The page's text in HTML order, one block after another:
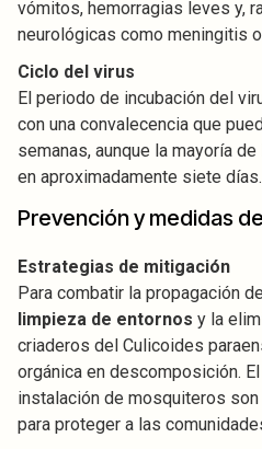
vómitos, hemorragias leves y,
neurológicas como meningitis
Ciclo del virus
El periodo de incubación del
con una convalecencia que
semanas, aunque la mayoría
en aproximadamente siete días.
Prevención y medidas
Estrategias de mitigación
Para combatir la propagación
limpieza de entornos y la
criaderos del Culicoides
orgánica en descomposición.
instalación de mosquiteros
para proteger a las